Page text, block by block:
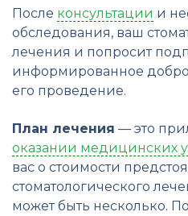
После консультации и
обследования, ваш
лечения и попросит
информированное
его проведение.
План лечения — это
оказании медицинских
вас о стоимости
стоматологического
может быть несколько.